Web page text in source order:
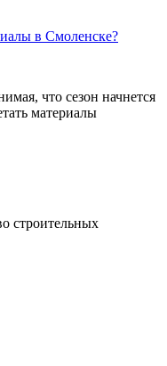
в Смоленске?
что сезон начнется
материалы
строительных